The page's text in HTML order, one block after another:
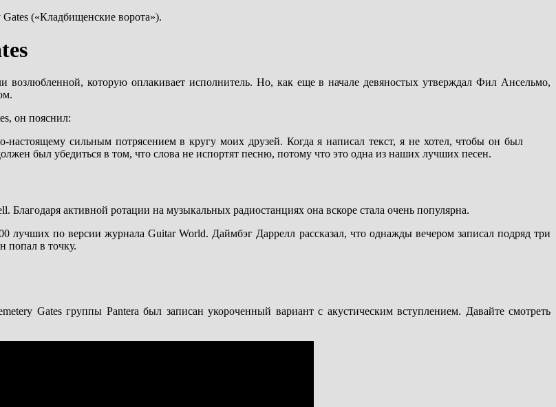
(«Кладбищенские ворота»).
возлюбленной, которую оплакивает исполнитель. Но, как еще в начале девяностых утверждал Фил Ансельмо,
он пояснил:
сильным потрясением в кругу моих друзей. Когда я написал текст, я не хотел, чтобы он был
был убедиться в том, что слова не испортят песню, потому что это одна из наших лучших песен.
активной ротации на музыкальных радиостанциях она вскоре стала очень популярна.
лучших по версии журнала Guitar World. Даймбэг Даррелл рассказал, что однажды вечером записал подряд три
попал в точку.
Gates группы Pantera был записан укороченный вариант с акустическим вступлением. Давайте смотреть